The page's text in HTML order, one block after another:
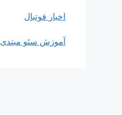
اخبار فوتبال
آموزش سئو مبتدی